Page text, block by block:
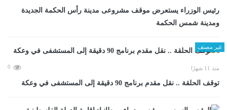
رئيس الوزراء يستعرض موقف مشروعى مدينة رأس الحكمة الجديدة
ومدينة شمس الحكمة
غير مصنف
منذ 11 شهرًا 0
توقف الحلقة .. نقل مقدم برنامج 90 دقيقة إلى المستشفى في وعكة